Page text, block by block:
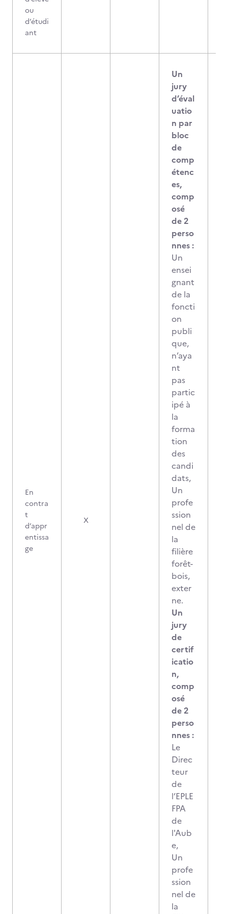
ou
d’étudi
ant
En
contra
t
d’appr
entissa
ge
X
Un
jury
d’éval
uatio
n par
bloc
de
comp
étenc
es,
comp
osé
de 2
perso
nnes :
Un
ensei
gnant
de la
foncti
on
publi
que,
n’aya
nt
pas
partic
ipé à
la
forma
tion
des
candi
dats,
Un
profe
ssion
nel de
la
filière
forêt-
bois,
exter
ne.
Un
jury
de
certif
icatio
n,
comp
osé
de 2
perso
nnes :
Le
Direc
teur
de
l’EPLE
FPA
de
l'Aub
e,
Un
profe
ssion
nel de
la